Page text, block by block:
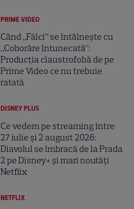
PRIME VIDEO
Când „Fălci” se întâlnește cu
„Coborâre întunecată”:
Producția claustrofobă de pe
Prime Video ce nu trebuie
ratată
DISNEY PLUS
Ce vedem pe streaming între
27 iulie și 2 august 2026:
Diavolul se îmbracă de la Prada
2 pe Disney+ și mari noutăți
Netflix
NETFLIX